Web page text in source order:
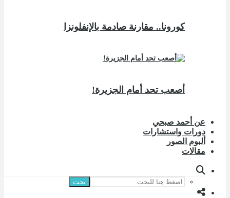
كورونا.. مقارنة صادمة بالإنفلونزا
أصعب تحد أمام الجزيرة!
عن أحمد صبحي
دورات واستشارات
ألبوم الصور
مقالات
بحث